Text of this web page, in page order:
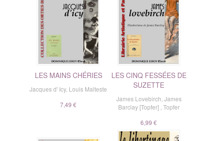
LES MAINS CHÉRIES
Jacques d' Icy, Louis Malteste
7,49 €
LES CINQ FESSÉES DE
SUZETTE
James Lovebirch James
Barclay [Topfer] Topfer
6,99 €